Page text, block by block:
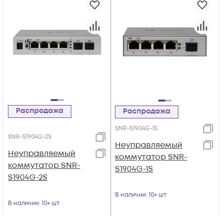
Распродажа
SNR-S1904G-2S
Неуправляемый
коммутатор SNR-
S1904G-2S
В наличии: 10+ шт
Распродажа
SNR-S1904G-1S
Неуправляемый
коммутатор SNR-
S1904G-1S
В наличии: 10+ шт